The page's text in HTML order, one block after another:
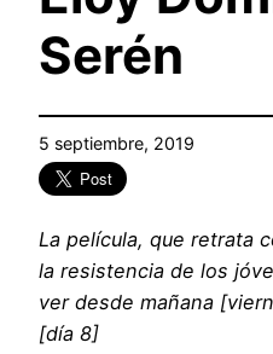
Serén
5 septiembre, 2019
La película, que retrata
la resistencia de los
ver desde mañana
[día 8]